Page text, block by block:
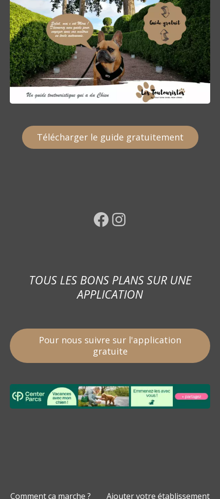
Télécharger le guide gratuitement
Facebook Instagram
TOUS LES BONS PLANS SUR UNE
APPLICATION
Pour nous suivre sur l'application
gratuite
Comment ça marche ? Ajouter votre établissement